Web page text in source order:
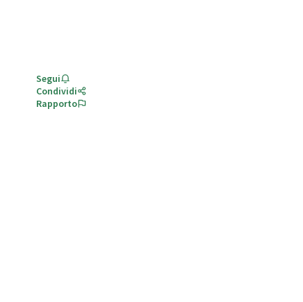
Segui
Condividi
Rapporto